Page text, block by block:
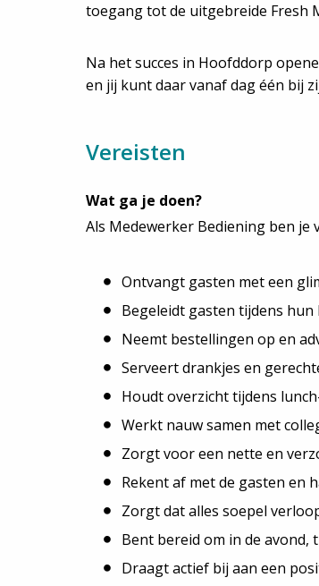
toegang tot de uitgebreide Fresh
Na het succes in Hoofddorp
en jij kunt daar vanaf dag één bij
Vereisten
Wat ga je doen?
Als Medewerker Bediening ben je
Ontvangt gasten met een
Begeleidt gasten tijdens hun
Neemt bestellingen op en
Serveert drankjes en
Houdt overzicht tijdens
Werkt nauw samen met
Zorgt voor een nette en
Rekent af met de gasten en
Zorgt dat alles soepel
Bent bereid om in de avond,
Draagt actief bij aan een